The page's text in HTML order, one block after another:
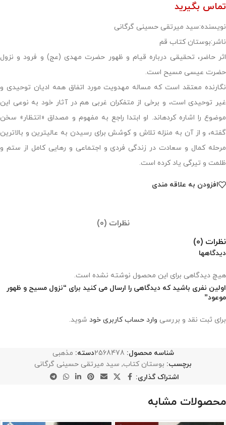
تماس بگیرید
نویسنده:سید میرتقی حسینی گرگانی
ناشر:بوستان کتاب قم
اثر حاضر، تحقیقی درباره قیام و ظهور حضرت مهدی (عج) و فرود و نزول
حضرت عیسی مسیح است.
نگارنده معتقد است که مساله مهدویت مورد اتفاق همه ادیان توحیدی و
غیر توحیدی است، و برخی از متفکران غربی هم در آثار خود به نوعی این
موضوع را اشاره کرده‏اند. او ابتدا راجع به مفهوم و مصداق «انتظار» سخن
گفته، و از آن به منزله تلاش و کوشش برای رسیدن به عالی‏ترین و بالاترین
مرحله کمال و سعادت در زندگی فردی و اجتماعی و رهایی کامل از ستم و
ظلمت و تیرگی یاد کرده است.
افزودن به علاقه مندی
نظرات (0)
نظرات (0)
دیدگاهها
هیچ دیدگاهی برای این محصول نوشته نشده است.
اولین نفری باشید که دیدگاهی را ارسال می کنید برای “نزول مسیح و ظهور
موعود”
برای ثبت نقد و بررسی وارد حساب کاربری خود شوید.
شناسه محصول: 2568478دسته: مذهبی
برچسب: بوستان کتاب, سید میرتقی حسینی گرگانی
اشتراک گذاری:
محصولات مشابه